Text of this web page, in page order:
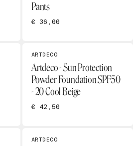
Pants
€ 36,00
ARTDECO
Artdeco - Sun Protection
Powder Foundation SPF50
- 20 Cool Beige
€ 42,50
ARTDECO